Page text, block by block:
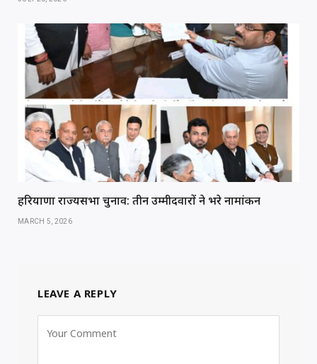
हरियाणा राज्यसभा चुनाव: तीन उम्मीदवारों ने भरे नामांकन
MARCH 5, 2026
LEAVE A REPLY